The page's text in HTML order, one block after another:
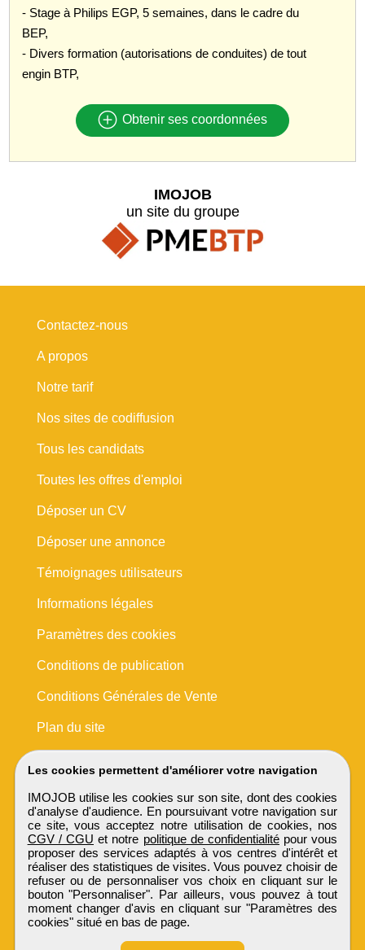
- Stage à Philips EGP, 5 semaines, dans le cadre du
BEP,
- Divers formation (autorisations de conduites) de tout
engin BTP,
Obtenir ses coordonnées
Les cookies permettent d'améliorer votre navigation
IMOJOB utilise les cookies sur son site, dont des cookies
d'analyse d'audience. En poursuivant votre navigation sur
ce site, vous acceptez notre utilisation de cookies, nos
CGV / CGU et notre politique de confidentialité pour vous
proposer des services adaptés à vos centres d'intérêt et
réaliser des statistiques de visites. Vous pouvez choisir de
refuser ou de personnaliser vos choix en cliquant sur le
bouton "Personnaliser". Par ailleurs, vous pouvez à tout
moment changer d'avis en cliquant sur "Paramètres des
cookies" situé en bas de page.
IMOJOB
un site du groupe
Contactez-nous
A propos
Notre tarif
Nos sites de codiffusion
Tous les candidats
Toutes les offres d'emploi
Déposer un CV
Déposer une annonce
Témoignages utilisateurs
Informations légales
Paramètres des cookies
Conditions de publication
Conditions Générales de Vente
Plan du site